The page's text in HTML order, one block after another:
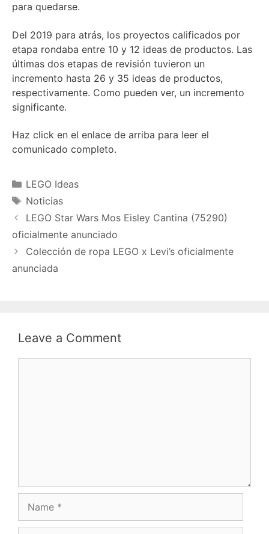
para quedarse.
Del 2019 para atrás, los proyectos calificados por
etapa rondaba entre 10 y 12 ideas de productos. Las
últimas dos etapas de revisión tuvieron un
incremento hasta 26 y 35 ideas de productos,
respectivamente. Como pueden ver, un incremento
significante.
Haz click en el enlace de arriba para leer el
comunicado completo.
Categories
LEGO Ideas
Tags
Noticias
LEGO Star Wars Mos Eisley Cantina (75290)
oficialmente anunciado
Colección de ropa LEGO x Levi’s oficialmente
anunciada
Leave a Comment